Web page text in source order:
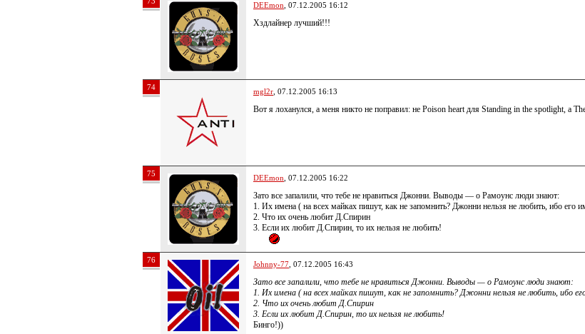
DEEmon , 07.12.2005 16:12
Хздлайнер лучший!!!
74 mgl2r , 07.12.2005 16:13
Вот я лоханулся, а меня никто не поправил: не Poison heart для Standing in the spotlight, а
75 DEEmon , 07.12.2005 16:22
Зато все запалили, что тебе не нравиться Джонни. Выводы — о Рамоунс люди знают:
1. Их имена ( на всех майках пишут, как не запомнить? Джонни нельзя не любить, ибо
2. Что их очень любит Д.Спирин
3. Если их любит Д.Спирин, то их нельзя не любить!
76 Johnny-77 , 07.12.2005 16:43
Зато все запалили, что тебе не нравиться Джонни. Выводы — о Рамоунс люди знают:
1. Их имена ( на всех майках пишут, как не запомнить? Джонни нельзя не любить, ибо
2. Что их очень любит Д.Спирин
3. Если их любит Д.Спирин, то их нельзя не любить!
Бинго!))